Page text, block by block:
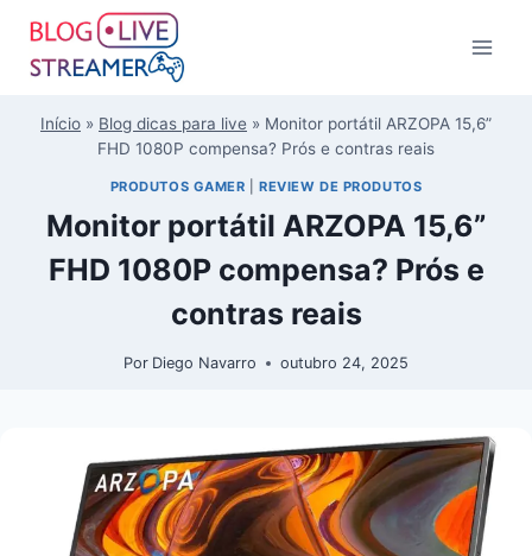
Início » Blog dicas para live » Monitor portátil ARZOPA 15,6”
FHD 1080P compensa? Prós e contras reais
PRODUTOS GAMER |REVIEW DE PRODUTOS
Monitor portátil ARZOPA 15,6”
FHD 1080P compensa? Prós e
contras reais
Por Diego Navarro outubro 24, 2025